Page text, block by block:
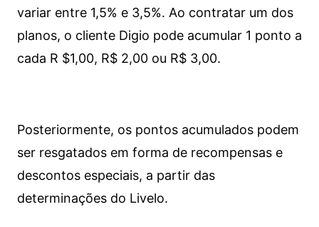
variar entre 1,5% e 3,5%. Ao contratar um dos
planos, o cliente Digio pode acumular 1 ponto a
cada R $1,00, R$ 2,00 ou R$ 3,00.
Posteriormente, os pontos acumulados podem
ser resgatados em forma de recompensas e
descontos especiais, a partir das
determinações do Livelo.